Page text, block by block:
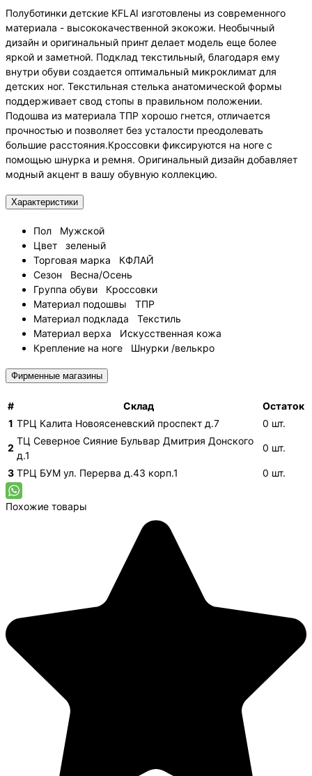
Полуботинки детские KFLAI изготовлены из современного
материала - высококачественной экокожи. Необычный
дизайн и оригинальный принт делает модель еще более
яркой и заметной. Подклад текстильный, благодаря ему
внутри обуви создается оптимальный микроклимат для
детских ног. Текстильная стелька анатомической формы
поддерживает свод стопы в правильном положении.
Подошва из материала ТПР хорошо гнется, отличается
прочностью и позволяет без усталости преодолевать
большие расстояния.Кроссовки фиксируются на ноге с
помощью шнурка и ремня. Оригинальный дизайн добавляет
модный акцент в вашу обувную коллекцию.
Характеристики
Пол
Мужской
Цвет
зеленый
Торговая марка
КФЛАЙ
Сезон
Весна/Осень
Группа обуви
Кроссовки
Материал подошвы
ТПР
Материал подклада
Текстиль
Материал верха
Искусственная кожа
Крепление на ноге
Шнурки /велькро
Фирменные магазины
# Склад
Остаток
1 ТРЦ Калита Новоясеневский проспект д.7 0 шт.
2
ТЦ Северное Сияние Бульвар Дмитрия Донского
д.1
0 шт.
3 ТРЦ БУМ ул. Перерва д.43 корп.1 0 шт.
Похожие товары